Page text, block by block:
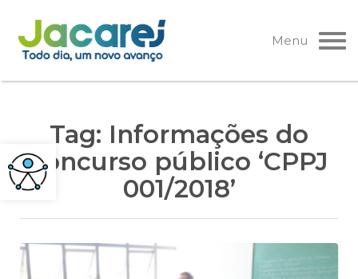
Pular
para
o
Menu
Tag: Informações do
concurso público ‘CPPJ
001/2018’